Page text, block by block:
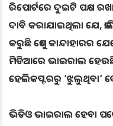
ରିପୋର୍ଟରେ ଦୁଇଟି ପକ୍ଷ
ଦାବି କରାଯାଇଥିଲା ଯେ,
କରୁଛି ତେଣୁ କାନ୍ଦାହାରର
ମିଡିଆରେ ଭାଇରାଲ ହେଉଛି।
ହେଲିକପ୍ଟରରୁ ‘ଝୁଲୁଥିବା’
ଭିଡିଓ ଭାଇରାଲ ହେବା